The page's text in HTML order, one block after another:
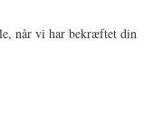
når vi har bekræftet din